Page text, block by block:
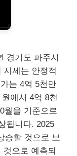
경기도 파주시
시세는 안정적
는 4억 5천만
에서 4억 8천
월을 기준으로
됩니다. 2025
승할 것으로 보
으로 예측되